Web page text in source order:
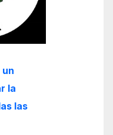
la
las